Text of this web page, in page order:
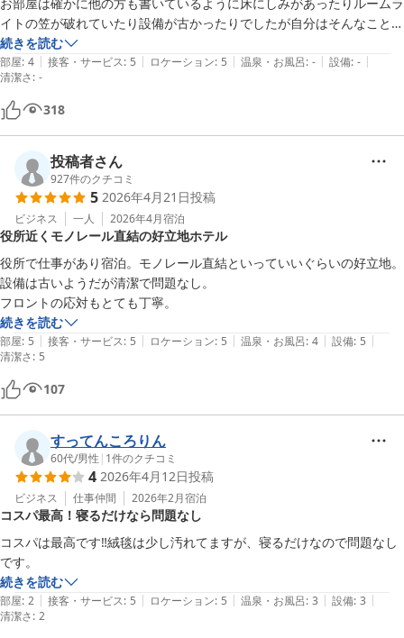
イトの笠が破れていたり設備が古かったりでしたが自分はそんなことは
全然気になりませんし通常のビジネスホテルより部屋は広くベッドは快
適だしとても静かで室温は適温でいつもはホテルで熟睡できないタイプ
なのですが驚くほどゆっくり眠ることができました。
今回は幕張メッセのイベントの為に宿泊させていただきましたがアクセ
スも抜群でまた千葉・幕張周辺に行くことがありましたら絶対に利用さ
せていただきたいです。
続きを読む
部屋: 4 | 接客・サービス: 5 | ロケーション: 5 | 温泉・お風呂: - | 設備: - |
清潔さ: -
318
投稿者さん
927件のクチコミ
5 2026年4月21日投稿
ビジネス 一人 2026年4月宿泊
役所近くモノレール直結の好立地ホテル
役所で仕事があり宿泊。モノレール直結といっていいぐらいの好立地。
設備は古いようだが清潔で問題なし。
フロントの応対もとても丁寧。
続きを読む
部屋: 5 | 接客・サービス: 5 | ロケーション: 5 | 温泉・お風呂: 4 | 設備: 5 |
清潔さ: 5
107
すってんころりん
60代/男性 | 1件のクチコミ
4 2026年4月12日投稿
ビジネス 仕事仲間 2026年2月宿泊
コスパ最高！寝るだけなら問題なし
コスパは最高です‼️絨毯は少し汚れてますが、寝るだけなので問題なし
です。
続きを読む
部屋: 2 | 接客・サービス: 5 | ロケーション: 5 | 温泉・お風呂: 3 | 設備: 3 |
清潔さ: 2